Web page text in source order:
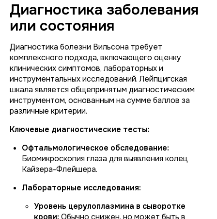
Диагностика заболевания
или состояния
Диагностика болезни Вильсона требует
комплексного подхода, включающего оценку
клинических симптомов, лабораторных и
инструментальных исследований. Лейпцигская
шкала является общепринятым диагностическим
инструментом, основанным на сумме баллов за
различные критерии.
Ключевые диагностические тесты:
Офтальмологическое обследование:
Биомикроскопия глаза для выявления колец
Кайзера-Флейшера.
Лабораторные исследования:
Уровень церулоплазмина в сыворотке
крови: Обычно снижен, но может быть в